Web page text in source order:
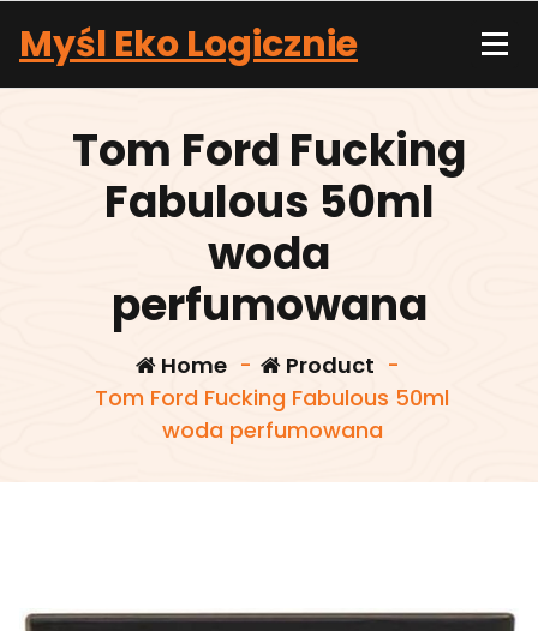
content
Myśl Eko Logicznie
Tom Ford Fucking
Fabulous 50ml
woda
perfumowana
Home- Product -
Tom Ford Fucking Fabulous 50ml
woda perfumowana